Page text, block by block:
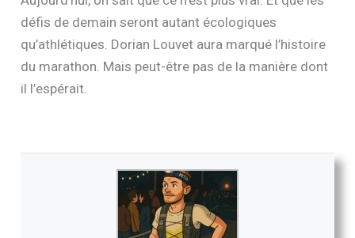
défis de demain seront autant écologiques
qu’athlétiques. Dorian Louvet aura marqué l’histoire
du marathon. Mais peut-être pas de la manière dont
il l’espérait.